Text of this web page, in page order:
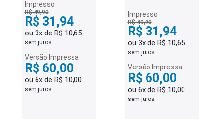
Impresso
R$ 49,90
R$ 31,94
ou 3x de R$ 10,65
sem juros
Versão Impressa
R$ 60,00
ou 6x de R$ 10,00
sem juros
Impresso
R$ 49,90
R$ 31,94
ou 3x de R$ 10,65
sem juros
Versão Impressa
R$ 60,00
ou 6x de R$ 10,00
sem juros